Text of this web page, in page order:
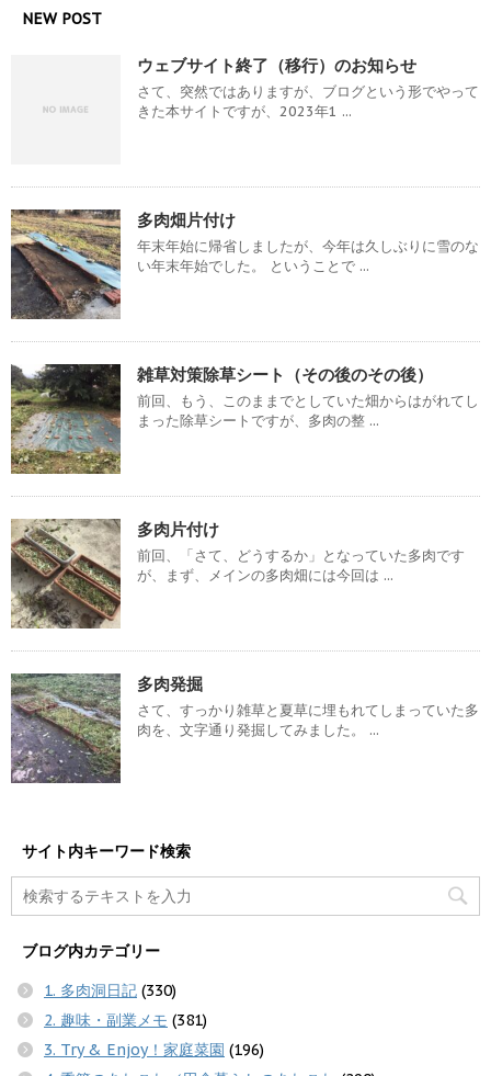
NEW POST
ウェブサイト終了（移行）のお知らせ
さて、突然ではありますが、ブログという形でやって
きた本サイトですが、2023年1 ...
多肉畑片付け
年末年始に帰省しましたが、今年は久しぶりに雪のな
い年末年始でした。 ということで ...
雑草対策除草シート（その後のその後）
前回、もう、このままでとしていた畑からはがれてし
まった除草シートですが、多肉の整 ...
多肉片付け
前回、「さて、どうするか」となっていた多肉です
が、まず、メインの多肉畑には今回は ...
多肉発掘
さて、すっかり雑草と夏草に埋もれてしまっていた多
肉を、文字通り発掘してみました。 ...
サイト内キーワード検索
ブログ内カテゴリー
1. 多肉洞日記 (330)
2. 趣味・副業メモ (381)
3. Try & Enjoy！家庭菜園 (196)